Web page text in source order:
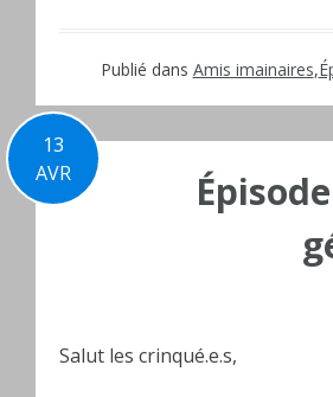
Publié dans Amis imainaires,
13
AVR
Salut les crinqué.e.s,